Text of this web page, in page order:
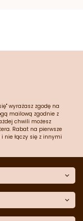
wyrażasz zgodę na
mailową zgodnie z
chwili możesz
Rabat na pierwsze
nie łączy się z innymi